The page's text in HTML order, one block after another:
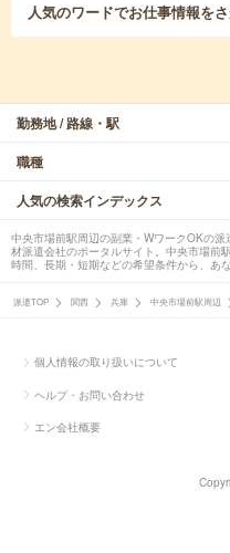
人気のワードでお仕事情報を
勤務地 / 路線・駅
職種
人気の検索インデックス
中央市場前駅周辺の副業・WワークOKの
材派遣会社のポータルサイト。中央市場前
時間、長期・短期などの希望条件から、あ
派遣TOP 関西 兵庫 中央市場前駅周辺
個人情報の取り扱いについて
ヘルプ・お問い合わせ
エン会社概要